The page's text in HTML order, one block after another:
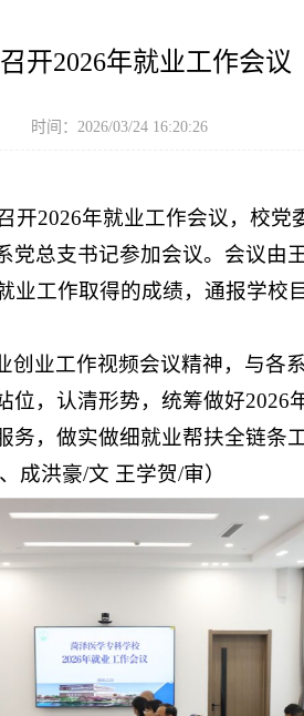
开2026年就业工作会议
时间：2026/03/24 16:20:26
开2026年就业工作会议，校
总支书记参加会议。会议由
业工作取得的成绩，通报学校
业工作视频会议精神，与各
，认清形势，统筹做好2026
，做实做细就业帮扶全链条
成洪豪/文 王学贺/审）